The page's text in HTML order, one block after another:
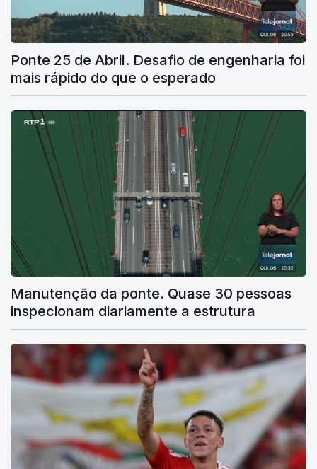
Ponte 25 de Abril. Desafio de engenharia foi
mais rápido do que o esperado
Manutenção da ponte. Quase 30 pessoas
inspecionam diariamente a estrutura